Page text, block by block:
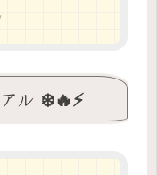
ル ❄️🔥⚡